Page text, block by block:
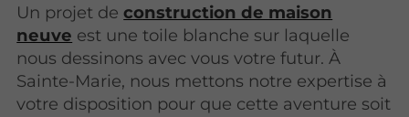
Un projet deconstruction de maison
neuve est une toile blanche sur laquelle
nous dessinons avec vous votre futur. À
Sainte-Marie, nous mettons notre expertise à
votre disposition pour que cette aventure soit